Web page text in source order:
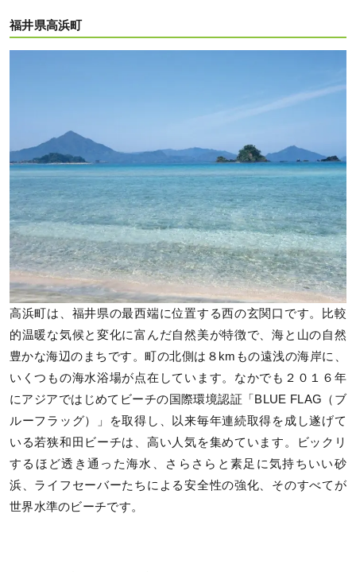
福井県高浜町
高浜町は、福井県の最西端に位置する西の玄関口です。比較
的温暖な気候と変化に富んだ自然美が特徴で、海と山の自然
豊かな海辺のまちです。町の北側は８kmもの遠浅の海岸に、
いくつもの海水浴場が点在しています。なかでも２０１６年
にアジアではじめてビーチの国際環境認証「BLUE FLAG（ブ
ルーフラッグ）」を取得し、以来毎年連続取得を成し遂げて
いる若狭和田ビーチは、高い人気を集めています。ビックリ
するほど透き通った海水、さらさらと素足に気持ちいい砂
浜、ライフセーバーたちによる安全性の強化、そのすべてが
世界水準のビーチです。